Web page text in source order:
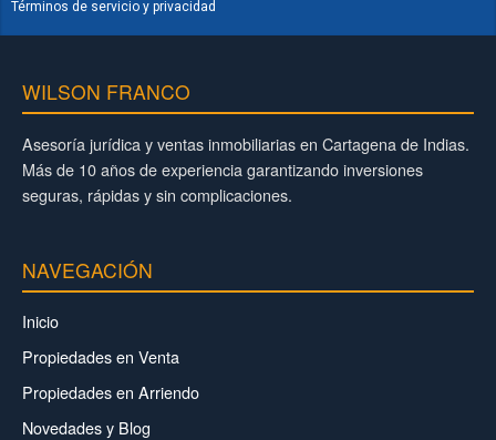
Términos de servicio y privacidad
WILSON FRANCO
Asesoría jurídica y ventas inmobiliarias en Cartagena de Indias.
Más de 10 años de experiencia garantizando inversiones
seguras, rápidas y sin complicaciones.
NAVEGACIÓN
Inicio
Propiedades en Venta
Propiedades en Arriendo
Novedades y Blog